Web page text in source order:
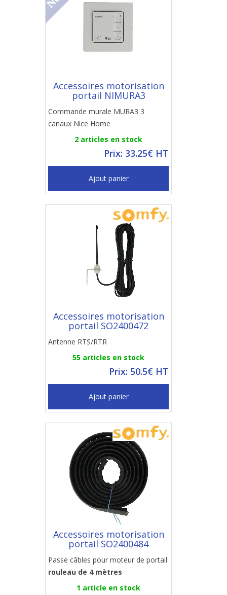
Accessoires motorisation
portail NIMURA3
Commande murale MURA3 3
canaux Nice Home
2 articles en stock
Prix: 33.25€ HT
Ajout panier
Accessoires motorisation
portail SO2400472
Antenne RTS/RTR
55 articles en stock
Prix: 50.5€ HT
Ajout panier
Accessoires motorisation
portail SO2400484
Passe câbles pour moteur de portail
rouleau de 4 mètres
1 article en stock